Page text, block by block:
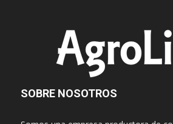
SOBRE NOSOTROS